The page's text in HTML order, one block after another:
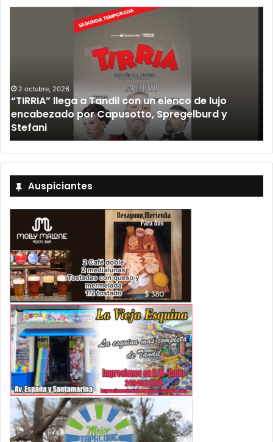
12 septiembre, 2026
Los Fabulosos Cadillacs anunciaron su show en
Tandil y ya están a la venta las entradas
Auspiciantes